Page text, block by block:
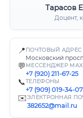
Тарасов
Доцент,
📍 ПОЧТОВЫЙ АДРЕС
Московский
💬 МЕССЕНДЖЕР MAX
+7 (920) 211-67-25
📞ТЕЛЕФОНЫ
+7 (909) 019-34-07
✉️ЭЛЕКТРОННАЯ
382652@mail.ru